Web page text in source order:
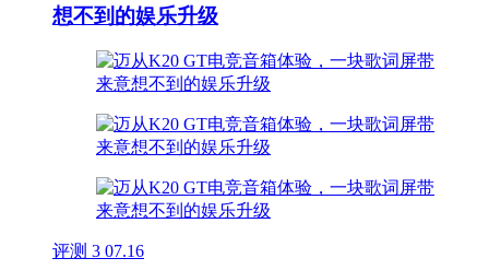
想不到的娱乐升级
评测 3 07.16